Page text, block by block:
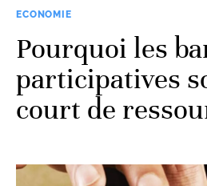
ECONOMIE
Pourquoi les
participatives
court de